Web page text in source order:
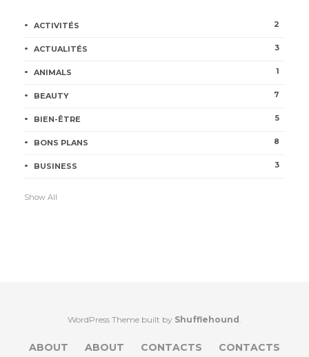
ACTIVITÉS 2
ACTUALITÉS 3
ANIMALS 1
BEAUTY 7
BIEN-ÊTRE 5
BONS PLANS 8
BUSINESS 3
Show All
WordPress Theme built by Shufflehound
ABOUT ABOUT CONTACTS CONTACTS